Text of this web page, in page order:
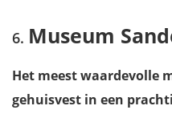
Museum
Het meest waardevolle
gehuisvest in een